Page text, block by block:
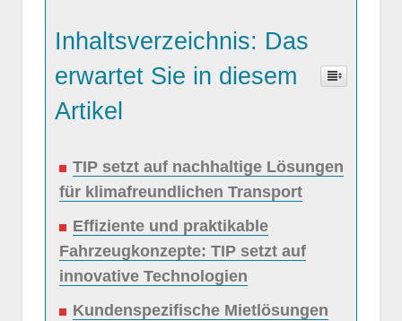
Inhaltsverzeichnis: Das
erwartet Sie in diesem
Artikel
TIP setzt auf nachhaltige Lösungen
für klimafreundlichen Transport
Effiziente und praktikable
Fahrzeugkonzepte: TIP setzt auf
innovative Technologien
Kundenspezifische Mietlösungen